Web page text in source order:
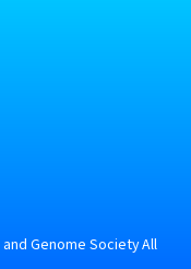
and Genome Society All